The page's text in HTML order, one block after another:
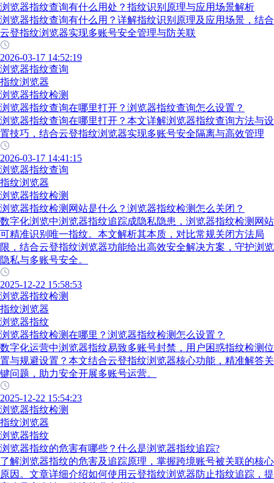
浏览器指纹查询有什么用处？指纹识别原理与应用场景解析
浏览器指纹查询有什么用？详解指纹识别原理及应用场景，结合
云登指纹浏览器实现多账号安全管理与防关联
2026-03-17 14:52:19
浏览器指纹查询
指纹浏览器
浏览器指纹检测
浏览器指纹查询在哪里打开？浏览器指纹查询怎么设置？
浏览器指纹查询在哪里打开？本文详解浏览器指纹查询方法与设
置技巧，结合云登指纹浏览器实现多账号安全隔离与高效管理
2026-03-17 14:41:15
浏览器指纹查询
指纹浏览器
浏览器指纹检测
浏览器指纹检测网站是什么？浏览器指纹检测怎么关闭？
数字化浏览中浏览器指纹追踪成隐私隐患，浏览器指纹检测网站
可精准识别唯一指纹。本文解析其本质，对比常规关闭方法局
限，结合云登指纹浏览器功能给出高效安全解决方案，守护浏览
隐私与多账号安全。
2025-12-22 15:58:53
浏览器指纹检测
指纹浏览器
浏览器指纹
浏览器指纹检测在哪里？浏览器指纹检测怎么设置？
数字化运营中浏览器指纹易致多账号封禁，用户困惑指纹检测位
置与规避设置？本文结合云登指纹浏览器核心功能，精准解答关
键问题，助力安全开展多账号运营。
2025-12-22 15:54:23
浏览器指纹检测
指纹浏览器
浏览器指纹
浏览器指纹的危害有哪些？什么是浏览器指纹追踪?
了解浏览器指纹的危害及追踪原理，掌握跨境账号被关联的核心
原因。文章详细介绍如何使用云登指纹浏览器防止指纹追踪，提